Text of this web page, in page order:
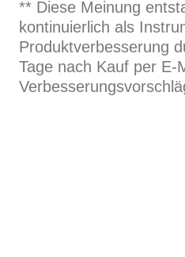
** Diese Meinung
kontinuierlich als
Produktverbesserung
Tage nach Kauf per E-